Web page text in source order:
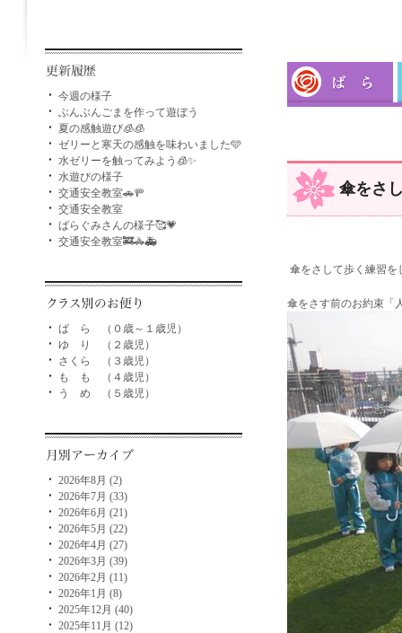
今週の様子
ぶんぶんごまを作って遊ぼう
夏の感触遊び🧊🧊
ゼリーと寒天の感触を味わいました🩵
水ゼリーを触ってみよう🧊✨
水遊びの様子
交通安全教室🚗🚥
交通安全教室
ばらぐみさんの様子🥰💗
交通安全教室🚒🚓🚑
ば ら （０歳～１歳児）
ゆ り （２歳児）
さくら （３歳児）
も も （４歳児）
う め （５歳児）
2026年8月 (2)
2026年7月 (33)
2026年6月 (21)
2026年5月 (22)
2026年4月 (27)
2026年3月 (39)
2026年2月 (11)
2026年1月 (8)
2025年12月 (40)
2025年11月 (12)
傘をさ
傘をさして歩く練習を
傘をさす前のお約束「